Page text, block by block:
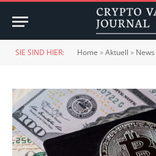
SIE SIND HIER: Home »Aktuell » News